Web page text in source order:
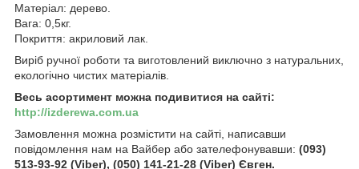
Матеріал: дерево.
Вага: 0,5кг.
Покриття: акриловий лак.
Виріб ручної роботи та виготовлений виключно з натуральних,
екологічно чистих матеріалів.
Весь асортимент можна подивитися на сайті:
http://izderewa.com.ua
Замовлення можна розмістити на сайті, написавши
повідомлення нам на Вайбер або зателефонувавши: (093)
513-93-92 (Viber), (050) 141-21-28 (Viber) Євген.